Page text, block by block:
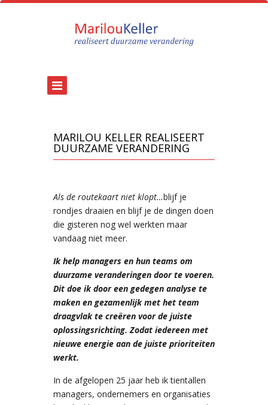
MARILOU KELLER REALISEERT
DUURZAME VERANDERING
Als de routekaart niet klopt…blijf je
rondjes draaien en blijf je de dingen doen
die gisteren nog wel werkten maar
vandaag niet meer.
Ik help managers en hun teams om
duurzame veranderingen door te voeren.
Dit doe ik door een gedegen analyse te
maken en gezamenlijk met het team
draagvlak te creëren voor de juiste
oplossingsrichting. Zodat iedereen met
nieuwe energie aan de juiste prioriteiten
werkt.
In de afgelopen 25 jaar heb ik tientallen
managers, ondernemers en organisaties